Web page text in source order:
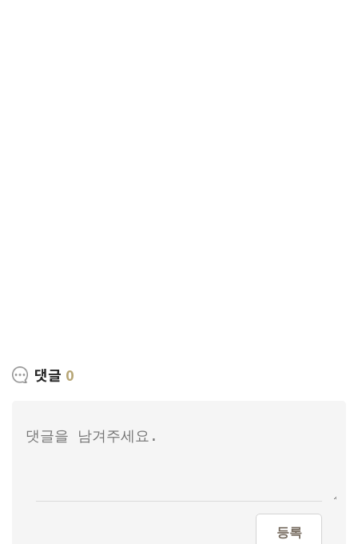
댓글 0
등록